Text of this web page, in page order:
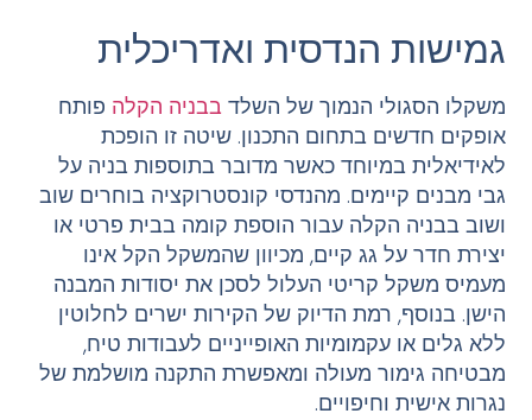
גמישות הנדסית ואדריכלית
משקלו הסגולי הנמוך של השלדבבניה הקלהפותח
אופקים חדשים בתחום התכנון. שיטה זו הופכת
לאידיאלית במיוחד כאשר מדובר בתוספות בניה על
גבי מבנים קיימים. מהנדסי קונסטרוקציה בוחרים שוב
ושוב בבניה הקלה עבור הוספת קומה בבית פרטי או
יצירת חדר על גג קיים, מכיוון שהמשקל הקל אינו
מעמיס משקל קריטי העלול לסכן את יסודות המבנה
הישן. בנוסף, רמת הדיוק של הקירות ישרים לחלוטין
ללא גלים או עקמומיות האופייניים לעבודות טיח,
מבטיחה גימור מעולה ומאפשרת התקנה מושלמת של
נגרות אישית וחיפויים.